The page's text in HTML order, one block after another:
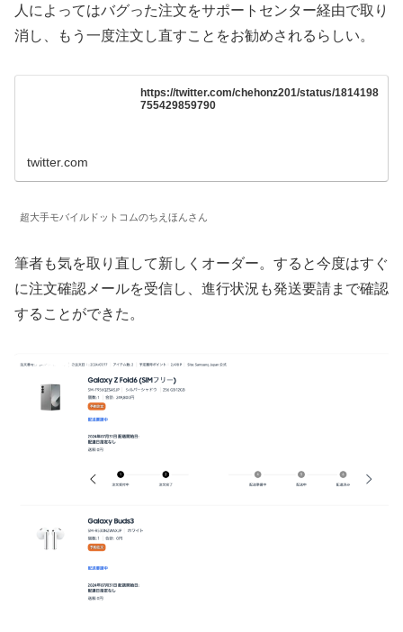
人によってはバグった注文をサポートセンター経由で取り
消し、もう一度注文し直すことをお勧めされるらしい。
https://twitter.com/chehonz201/status/1814198
755429859790
twitter.com
超大手モバイルドットコムのちえほんさん
筆者も気を取り直して新しくオーダー。すると今度はすぐ
に注文確認メールを受信し、進行状況も発送要請まで確認
することができた。